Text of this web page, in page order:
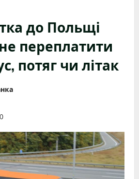
до Польщі
переплатити
потяг чи літак
0